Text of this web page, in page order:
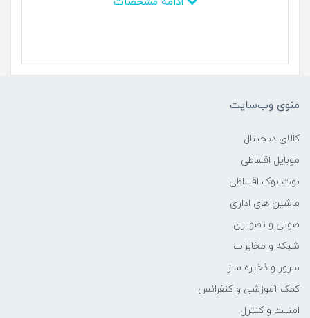
1TB NVMe PCIe Gen3x4
۳۹۸x۲۷۳x۲۴.۲ میلی‌متر
منوی وب‌سایت
کالای دیجیتال
موبایل اقساطی
نوت بوک اقساطی
ماشین های اداری
صوتی و تصویری
شبکه و مخابرات
سرور و ذخیره ساز
کمک آموزشی و کنفرانس
امنیت و کنترل